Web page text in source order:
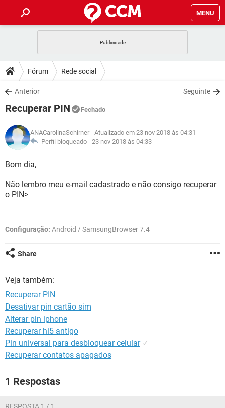
MENU
CELULAR
OUTLOOK
INSTAGRAM
GUIA DE COMPRAS
DICAS
JOGOS
INSTAGRAM GMAIL
GUIA DE COMPRAS
DOWNLOADS
JOGOS
CELULAR
OUTLOOK EXCEL
INSTAGRAM
FÓRUM
JOGOS WHATSAPP
CELULAR
OUTLOOK
INSTAGRAM GMAIL
GLOSSÁRIO
JOGOS
OUTLOOK
GUIA DE COMPRAS
Fórum Rede social
Anterior Seguinte
Recuperar PIN Fechado
ANACarolinaSchirner - Atualizado em 23 nov 2018 às 04:31
Perfil bloqueado - 23 nov 2018 às 04:33
Bom dia,
Não lembro meu e-mail cadastrado e não consigo recuperar
o PIN>
Configuração: Android / SamsungBrowser 7.4
Share
Veja também:
Recuperar PIN
Desativar pin cartão sim
Alterar pin iphone
Recuperar hi5 antigo
Pin universal para desbloquear celular ✓
Recuperar contatos apagados
1 Respostas